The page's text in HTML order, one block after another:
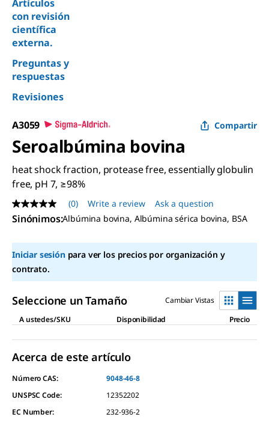
Artículos
con revisión
científica
externa.
Preguntas y
respuestas
Revisiones
A3059 Compartir
Seroalbúmina bovina
heat shock fraction, protease free, essentially globulin
free, pH 7, ≥98%
No
rating
value
page
link.
(0) Write a review Ask a question
Sinónimos:Albúmina bovina, Albúmina sérica bovina, BSA
Iniciar sesiónpara ver los precios por organización y
contrato.
Seleccione un Tamaño
Cambiar Vistas
A ustedes/SKU
Disponibilidad Precio
Acerca de este artículo
Número CAS:
9048-46-8
UNSPSC Code:
12352202
EC Number:
232-936-2